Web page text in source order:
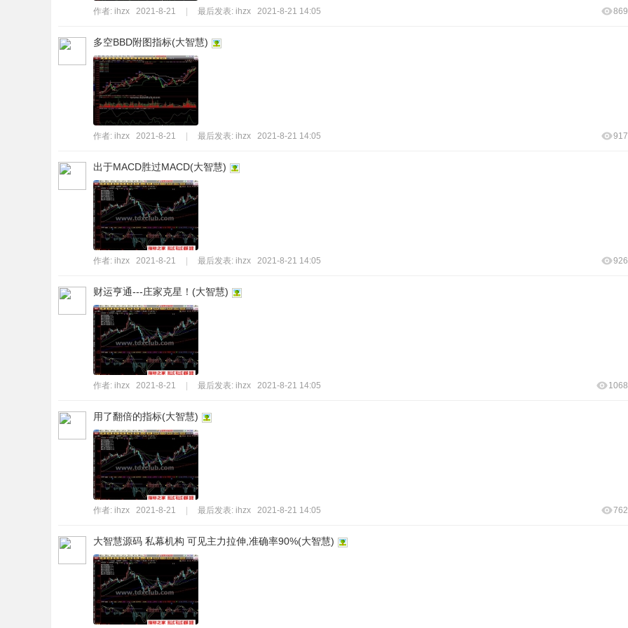
作者: ihzx 2021-8-21 最后发表: ihzx 2021-8-21 14:05 869
多空BBD附图指标(大智慧)
作者: ihzx 2021-8-21 最后发表: ihzx 2021-8-21 14:05 917
出于MACD胜过MACD(大智慧)
作者: ihzx 2021-8-21 最后发表: ihzx 2021-8-21 14:05 926
财运亨通---庄家克星！(大智慧)
作者: ihzx 2021-8-21 最后发表: ihzx 2021-8-21 14:05 1068
用了翻倍的指标(大智慧)
作者: ihzx 2021-8-21 最后发表: ihzx 2021-8-21 14:05 762
大智慧源码 私幕机构 可见主力拉伸,准确率90%(大智慧)